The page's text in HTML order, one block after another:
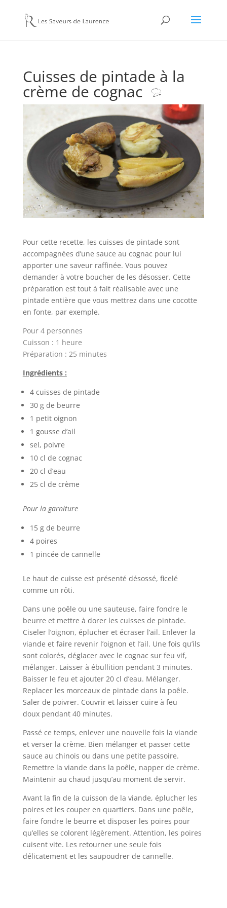
Cuisses de pintade à la
crème de cognac
Pour cette recette, les cuisses de pintade sont
accompagnées d’une sauce au cognac pour lui
apporter une saveur raffinée. Vous pouvez
demander à votre boucher de les désosser. Cette
préparation est tout à fait réalisable avec une
pintade entière que vous mettrez dans une cocotte
en fonte, par exemple.
Pour 4 personnes
Cuisson : 1 heure
Préparation : 25 minutes
Ingrédients :
4 cuisses de pintade
30 g de beurre
1 petit oignon
1 gousse d’ail
sel, poivre
10 cl de cognac
20 cl d’eau
25 cl de crème
Pour la garniture
15 g de beurre
4 poires
1 pincée de cannelle
Le haut de cuisse est présenté désossé, ficelé
comme un rôti.
Dans une poêle ou une sauteuse, faire fondre le
beurre et mettre à dorer les cuisses de pintade.
Ciseler l’oignon, éplucher et écraser l’ail. Enlever la
viande et faire revenir l’oignon et l’ail. Une fois qu’ils
sont colorés, déglacer avec le cognac sur feu vif,
mélanger. Laisser à ébullition pendant 3 minutes.
Baisser le feu et ajouter 20 cl d’eau. Mélanger.
Replacer les morceaux de pintade dans la poêle.
Saler de poivrer. Couvrir et laisser cuire à feu
doux pendant 40 minutes.
Passé ce temps, enlever une nouvelle fois la viande
et verser la crème. Bien mélanger et passer cette
sauce au chinois ou dans une petite passoire.
Remettre la viande dans la poêle, napper de crème.
Maintenir au chaud jusqu’au moment de servir.
Avant la fin de la cuisson de la viande, éplucher les
poires et les couper en quartiers. Dans une poêle,
faire fondre le beurre et disposer les poires pour
qu’elles se colorent légèrement. Attention, les poires
cuisent vite. Les retourner une seule fois
délicatement et les saupoudrer de cannelle.